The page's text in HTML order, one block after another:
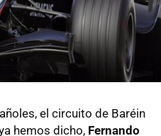
el circuito de Baréin
hemos dicho, Fernando